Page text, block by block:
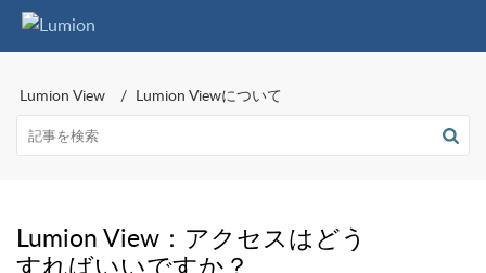
Lumion View Lumion Viewについて
Lumion View：アクセスはどう
すればいいですか？